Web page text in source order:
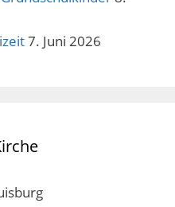
7. Juni 2026